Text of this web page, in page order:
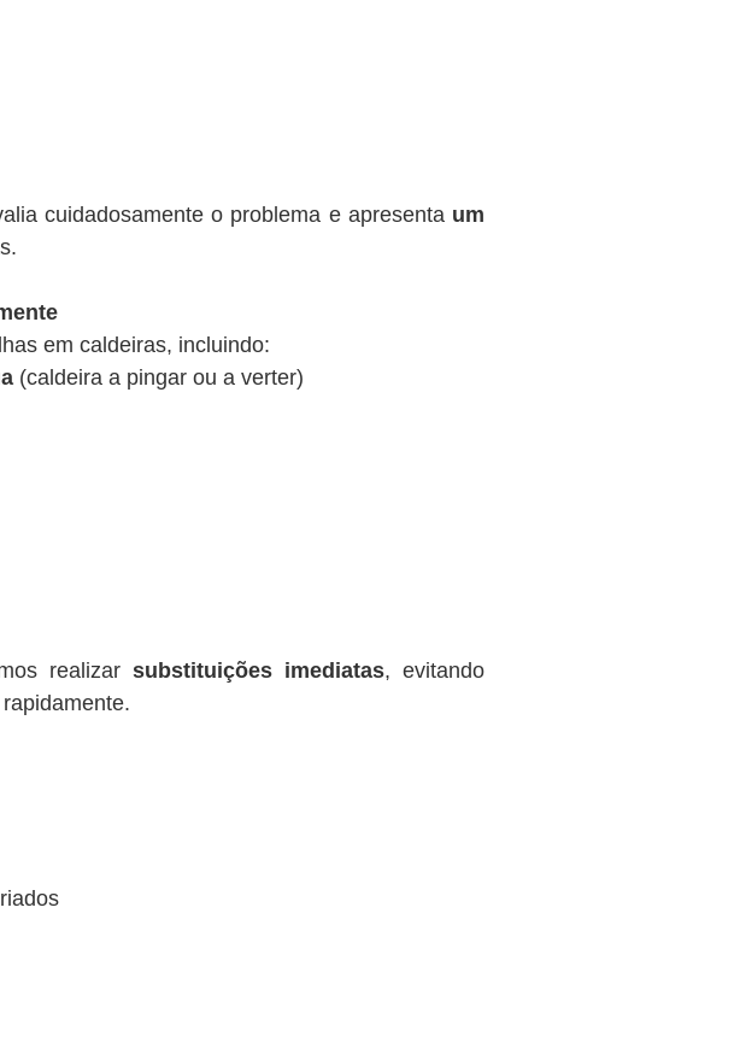
cuidadosamente o problema e apresenta um
em caldeiras, incluindo:
(caldeira a pingar ou a verter)
realizar substituições imediatas, evitando